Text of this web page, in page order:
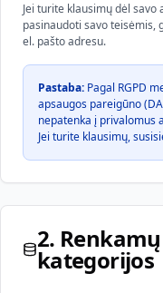
Jei turite klausimų dėl
pasinaudoti savo teisėmis,
el. pašto adresu.
Pastaba: Pagal RGPD
apsaugos pareigūno
nepatenka į privalomus
Jei turite klausimų,
2.
kategorijos